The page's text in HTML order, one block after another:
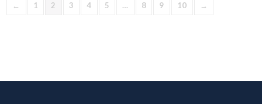
← 1 2 3 4 5 … 8 9 10 →